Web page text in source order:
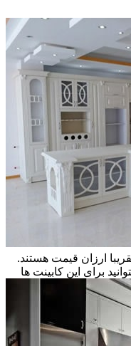
ارزان قیمت هستند.
برای این کابینت ها